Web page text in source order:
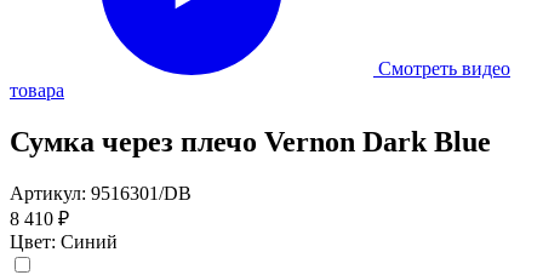
Смотреть видео
товара
Сумка через плечо Vernon Dark Blue
Артикул: 9516301/DB
8 410 ₽
Цвет: Синий